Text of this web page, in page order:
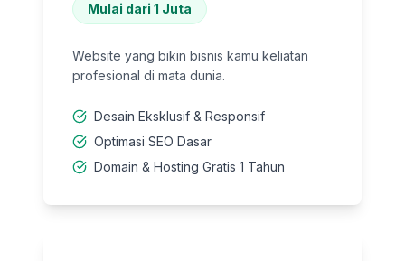
Mulai dari 1 Juta
Website yang bikin bisnis kamu keliatan
profesional di mata dunia.
Desain Eksklusif & Responsif
Optimasi SEO Dasar
Domain & Hosting Gratis 1 Tahun